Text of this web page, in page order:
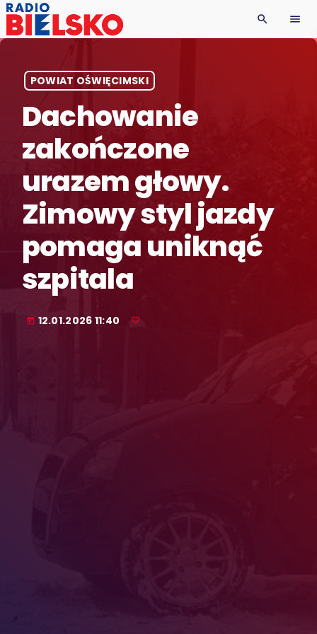
search menu
POWIAT OŚWIĘCIMSKI
Dachowanie
zakończone
urazem głowy.
Zimowy styl jazdy
pomaga uniknąć
szpitala
today 12.01.2026 11:40